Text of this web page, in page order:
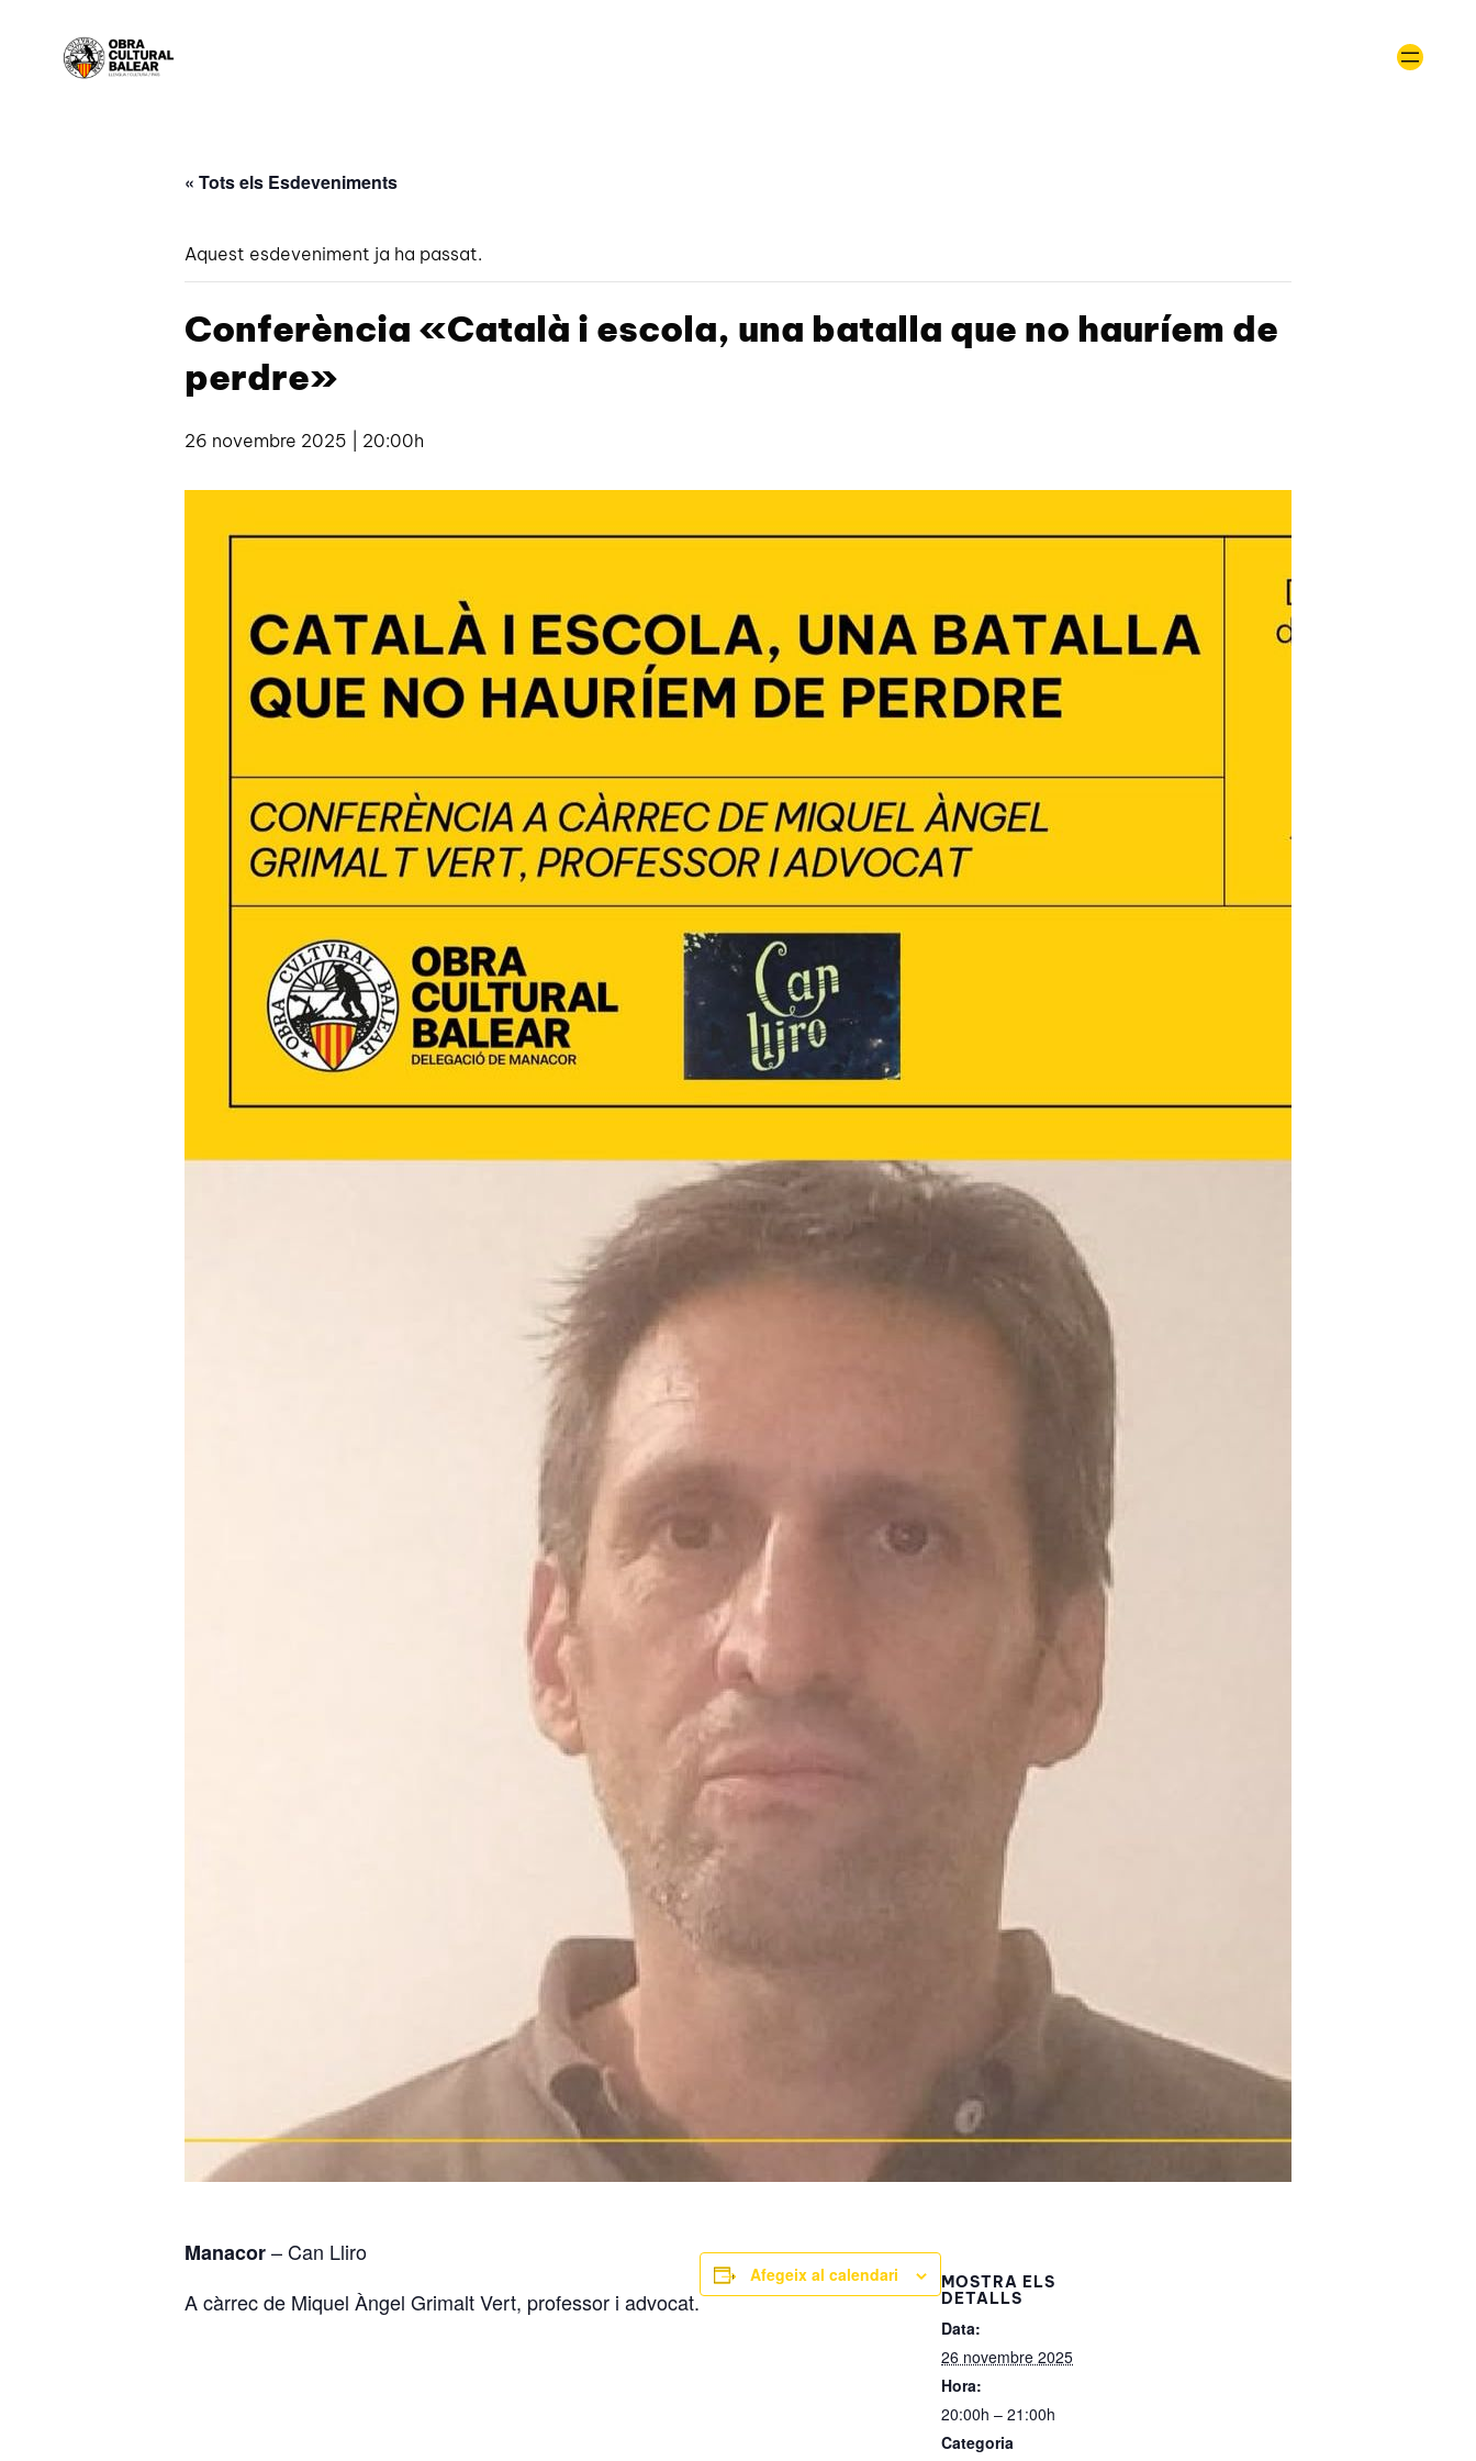
« Tots els Esdeveniments
Aquest esdeveniment ja ha passat.
Conferència «Català i escola, una batalla que no hauríem de
perdre»
26 novembre 2025 | 20:00h
Manacor– Can Lliro
A càrrec de Miquel Àngel Grimalt Vert, professor i advocat.
Afegeix al calendari
MOSTRA ELS
DETALLS
Data:
26 novembre 2025
Hora:
20:00h – 21:00h
Categoria